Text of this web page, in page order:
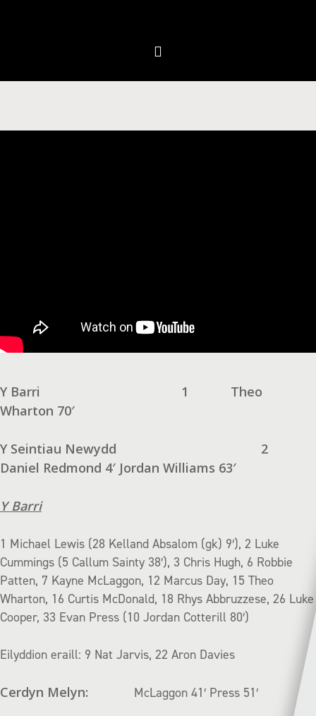
Y Barri 1
Theo
Wharton 70′
Y Seintiau Newydd
2
Daniel Redmond 4′ Jordan Williams 63′
Y Barri
1 Michael Lewis (28 Kelland Absalom (gk) 9′), 2 Luke
Cummings (5 Callum Sainty 38′), 3 Chris Hugh, 6 Robbie
Patten, 7 Kayne McLaggon, 12 Marcus Day, 15 Theo
Wharton, 16 Curtis McDonald, 18 Rhys Abbruzzese, 26 Luke
Cooper, 33 Evan Press (10 Jordan Cotterill 80′)
Eilyddion eraill: 9 Nat Jarvis, 22 Aron Davies
Cerdyn Melyn: McLaggon 41′ Press 51′